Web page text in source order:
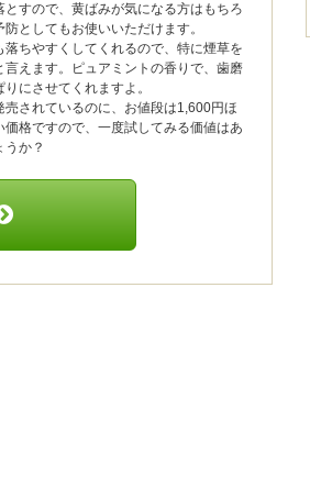
とすので、黄ばみが気になる方はもちろ
としてもお使いいただけます。
落ちやすくしてくれるので、特に煙草を
言えます。ピュアミントの香りで、歯磨
にさせてくれますよ。
売されているのに、お値段は1,600円ほ
価格ですので、一度試してみる価値はあ
うか？